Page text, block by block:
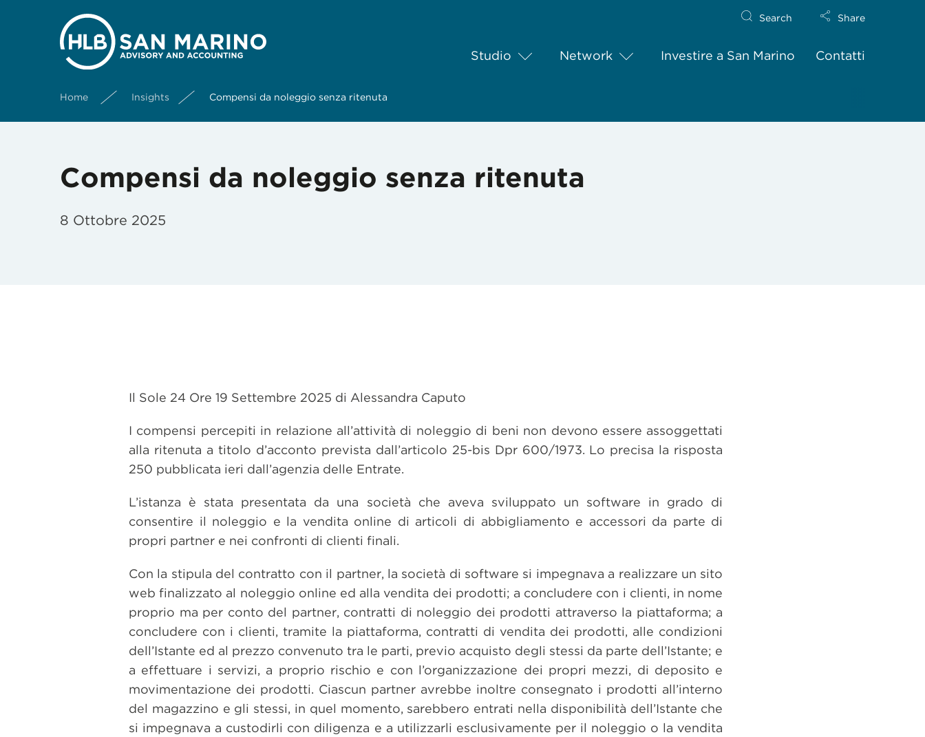
Studio Network Investire a San Marino Contatti
Search Share
Home Insights Compensi da noleggio senza ritenuta
Compensi da noleggio senza ritenuta
8 Ottobre 2025
Il Sole 24 Ore 19 Settembre 2025 di Alessandra Caputo
I compensi percepiti in relazione all’attività di noleggio di beni non devono essere assoggettati
alla ritenuta a titolo d’acconto prevista dall’articolo 25-bis Dpr 600/1973. Lo precisa la risposta
250 pubblicata ieri dall’agenzia delle Entrate.
L’istanza è stata presentata da una società che aveva sviluppato un software in grado di
consentire il noleggio e la vendita online di articoli di abbigliamento e accessori da parte di
propri partner e nei confronti di clienti finali.
Con la stipula del contratto con il partner, la società di software si impegnava a realizzare un sito
web finalizzato al noleggio online ed alla vendita dei prodotti; a concludere con i clienti, in nome
proprio ma per conto del partner, contratti di noleggio dei prodotti attraverso la piattaforma; a
concludere con i clienti, tramite la piattaforma, contratti di vendita dei prodotti, alle condizioni
dell’Istante ed al prezzo convenuto tra le parti, previo acquisto degli stessi da parte dell’Istante; e
a effettuare i servizi, a proprio rischio e con l’organizzazione dei propri mezzi, di deposito e
movimentazione dei prodotti. Ciascun partner avrebbe inoltre consegnato i prodotti all’interno
del magazzino e gli stessi, in quel momento, sarebbero entrati nella disponibilità dell’Istante che
si impegnava a custodirli con diligenza e a utilizzarli esclusivamente per il noleggio o la vendita